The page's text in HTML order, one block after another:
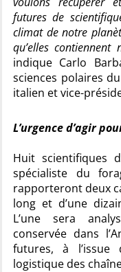
futures de
climat de notre
qu’elles
indique Carlo
sciences polaires
italien et vice-
L’urgence d’agir
Huit scientifiques
spécialiste du
rapporteront deux
long et d’une
L’une sera
conservée dans
futures, à
logistique des